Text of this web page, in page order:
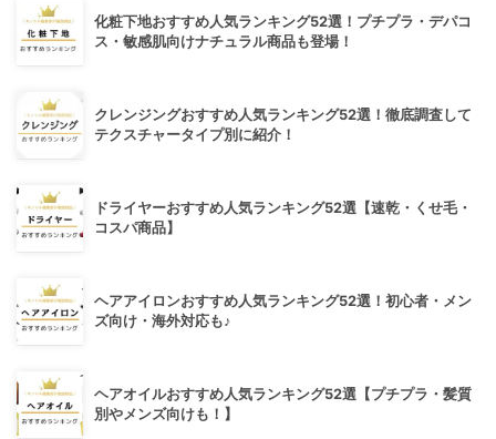
化粧下地おすすめ人気ランキング52選！プチプラ・デパコ
ス・敏感肌向けナチュラル商品も登場！
クレンジングおすすめ人気ランキング52選！徹底調査して
テクスチャータイプ別に紹介！
ドライヤーおすすめ人気ランキング52選【速乾・くせ毛・
コスパ商品】
ヘアアイロンおすすめ人気ランキング52選！初心者・メン
ズ向け・海外対応も♪
ヘアオイルおすすめ人気ランキング52選【プチプラ・髪質
別やメンズ向けも！】